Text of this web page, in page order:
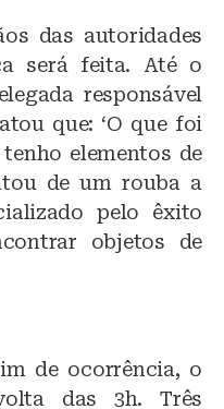
das autoridades
será feita. Até o
responsável
que: ‘O que foi
elementos de
de um rouba a
pelo êxito
objetos de
de ocorrência, o
das 3h. Três